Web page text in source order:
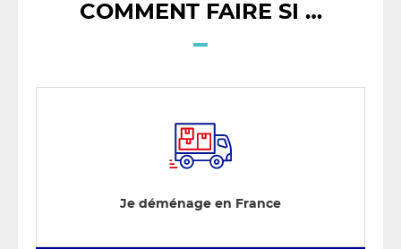
COMMENT FAIRE SI …
Je déménage en France